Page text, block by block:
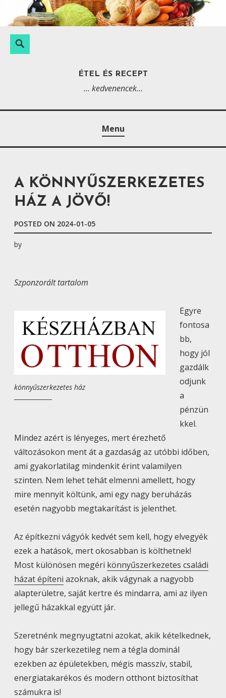
e
S
e
h
é
ÉTEL ÉS RECEPT
… kedvenencek…
Menu
A KÖNNYŰSZERKEZETES
HÁZ A JÖVŐ!
POSTED ON 2024-01-05
by
Szponzorált tartalom
könnyűszerkezetes ház
Egyre
fontosa
bb,
hogy jól
gazdálk
odjunk
a
pénzün
kkel.
Mindez azért is lényeges, mert érezhető
változásokon ment át a gazdaság az utóbbi időben,
ami gyakorlatilag mindenkit érint valamilyen
szinten. Nem lehet tehát elmenni amellett, hogy
mire mennyit költünk, ami egy nagy beruházás
esetén nagyobb megtakarítást is jelenthet.
Az építkezni vágyók kedvét sem kell, hogy elvegyék
ezek a hatások, mert okosabban is költhetnek!
Most különösen megéri könnyűszerkezetes családi
házat építeni azoknak, akik vágynak a nagyobb
alapterületre, saját kertre és mindarra, ami az ilyen
jellegű házakkal együtt jár.
Szeretnénk megnyugtatni azokat, akik kételkednek,
hogy bár szerkezetileg nem a tégla dominál
ezekben az épületekben, mégis masszív, stabil,
energiatakarékos és modern otthont biztosíthat
számukra is!